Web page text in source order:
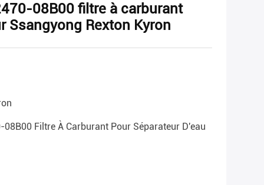
08B00 filtre à carburant
Ssangyong Rexton Kyron
Filtre À Carburant Pour Séparateur D'eau